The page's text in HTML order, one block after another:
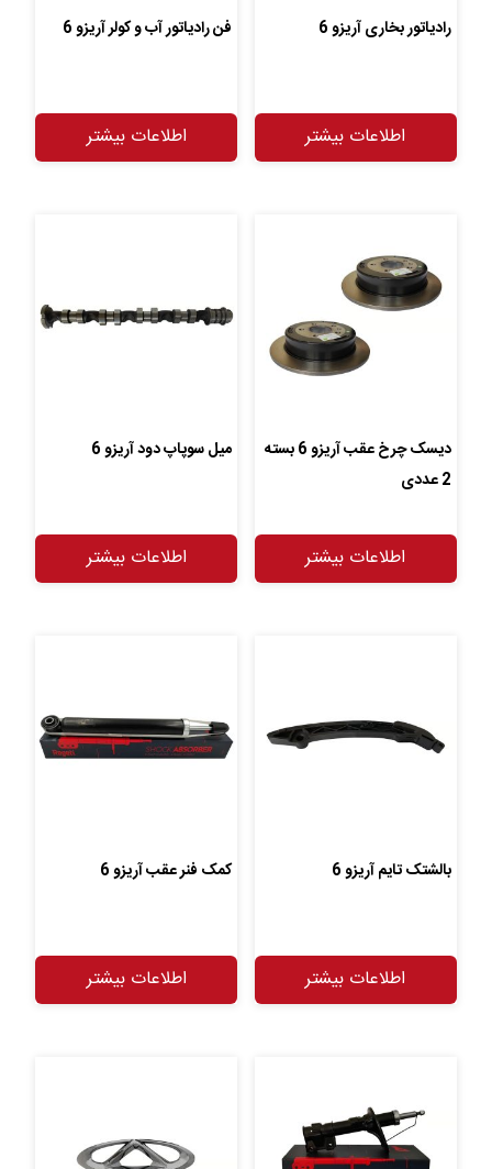
رادیاتور بخاری آریزو 6
اطلاعات بیشتر
فن رادیاتور آب و کولر آریزو 6
اطلاعات بیشتر
دیسک چرخ عقب آریزو 6 بسته
2 عددی
اطلاعات بیشتر
میل سوپاپ دود آریزو 6
اطلاعات بیشتر
بالشتک تایم آریزو 6
اطلاعات بیشتر
کمک فنر عقب آریزو 6
اطلاعات بیشتر